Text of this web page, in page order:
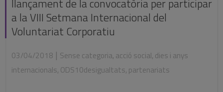
a la VIII Setmana Internacional del
Voluntariat Corporatiu
03/04/2018 | Sense categoria, acció social, dies i anys
internacionals, ODS10desigualtats, partenariats